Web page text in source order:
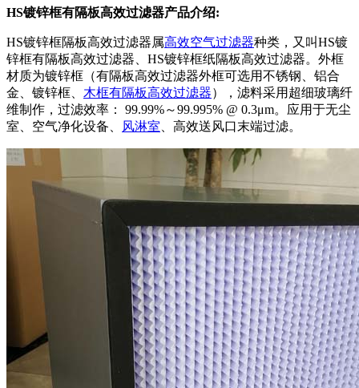
HS镀锌框有隔板高效过滤器产品介绍:
HS镀锌框隔板高效过滤器属高效空气过滤器种类，又叫HS镀
锌框有隔板高效过滤器、HS镀锌框纸隔板高效过滤器。外框
材质为镀锌框（有隔板高效过滤器外框可选用不锈钢、铝合
金、镀锌框、 木框有隔板高效过滤器），滤料采用超细玻璃纤
维制作，过滤效率： 99.99%～99.995% @ 0.3μm。应用于无尘
室、空气净化设备、
风淋室、高效送风口末端过滤。